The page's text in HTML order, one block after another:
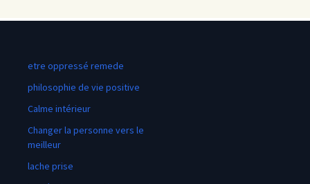
etre oppressé remede
philosophie de vie positive
Calme intérieur
Changer la personne vers le
meilleur
lache prise